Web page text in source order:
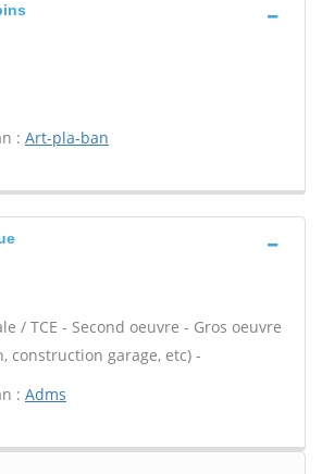
: Art-pla-ban
/ TCE - Second oeuvre - Gros oeuvre
construction garage, etc) -
: Adms